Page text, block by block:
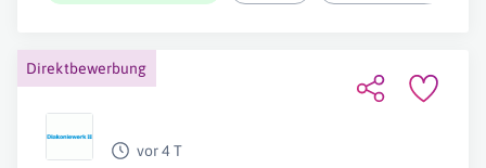
Direktbewerbung
vor 4 T